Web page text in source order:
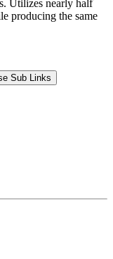
Utilizes nearly half
producing the same
Sub Links